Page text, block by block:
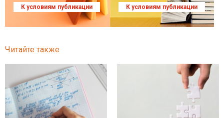
К условиям публикации К условиям публикации
Читайте также